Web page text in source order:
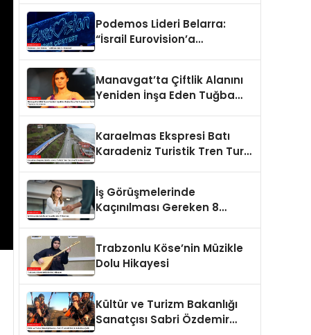
Podemos Lideri Belarra:
“İsrail Eurovision’a
Manavgat’ta Çiftlik Alanını
Yeniden İnşa Eden Tuğba
Karaelmas Ekspresi Batı
Karadeniz Turistik Tren Turu
İş Görüşmelerinde
Kaçınılması Gereken 8
Trabzonlu Köse’nin Müzikle
Dolu Hikayesi
Kültür ve Turizm Bakanlığı
Sanatçısı Sabri Özdemir